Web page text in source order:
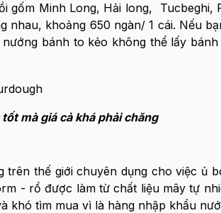
gốm Minh Long, Hải long, Tucbeghi,
nhau, khoảng 650 ngàn/ 1 cái. Nếu
bánh to kẻo không thể lấy
mà giá cả khá phải chăng
thế giới chuyên dụng cho việc ủ
- rổ được làm từ chất liệu mây tự
khó tìm mua vì là hàng nhập khẩu